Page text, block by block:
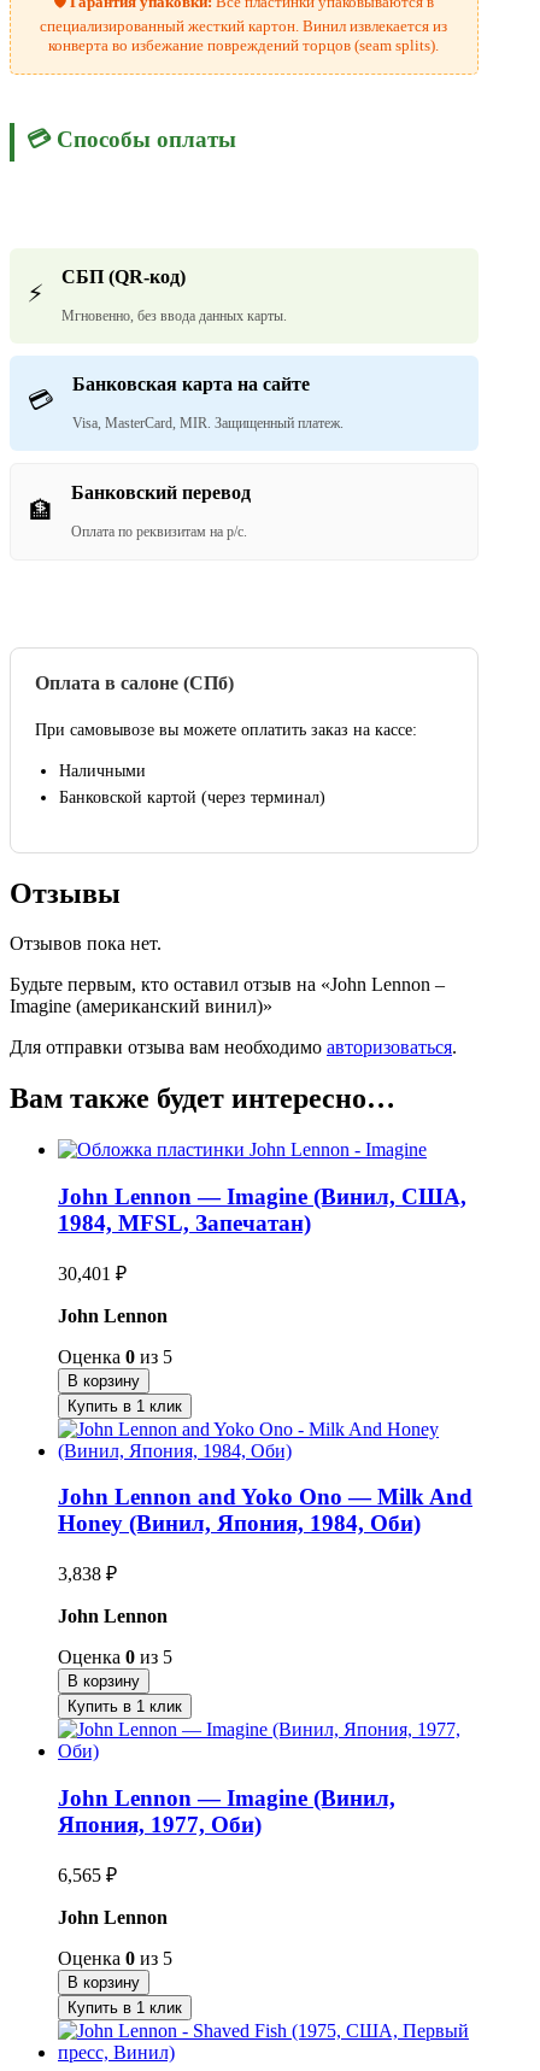
специализированный жесткий картон. Винил извлекается из
конверта во избежание повреждений торцов (seam splits).
💳 Способы оплаты
⚡
СБП (QR-код)
Мгновенно, без ввода данных карты.
💳
Банковская карта на сайте
Visa, MasterCard, MIR. Защищенный платеж.
🏦
Банковский перевод
Оплата по реквизитам на р/с.
Оплата в салоне (СПб)
При самовывозе вы можете оплатить заказ на кассе:
Наличными
Банковской картой (через терминал)
Отзывы
Отзывов пока нет.
Будьте первым, кто оставил отзыв на «John Lennon –
Imagine (американский винил)»
Для отправки отзыва вам необходимо авторизоваться.
Вам также будет интересно…
John Lennon — Imagine (Винил, США,
1984, MFSL, Запечатан)
30,401 ₽
John Lennon
Оценка 0 из 5
В корзину
Купить в 1 клик
John Lennon and Yoko Ono — Milk And
Honey (Винил, Япония, 1984, Оби)
3,838 ₽
John Lennon
Оценка 0 из 5
В корзину
Купить в 1 клик
John Lennon — Imagine (Винил,
Япония, 1977, Оби)
6,565 ₽
John Lennon
Оценка 0 из 5
В корзину
Купить в 1 клик